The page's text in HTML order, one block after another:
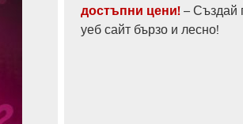
достъпни цени! – Създай
уеб сайт бързо и лесно!